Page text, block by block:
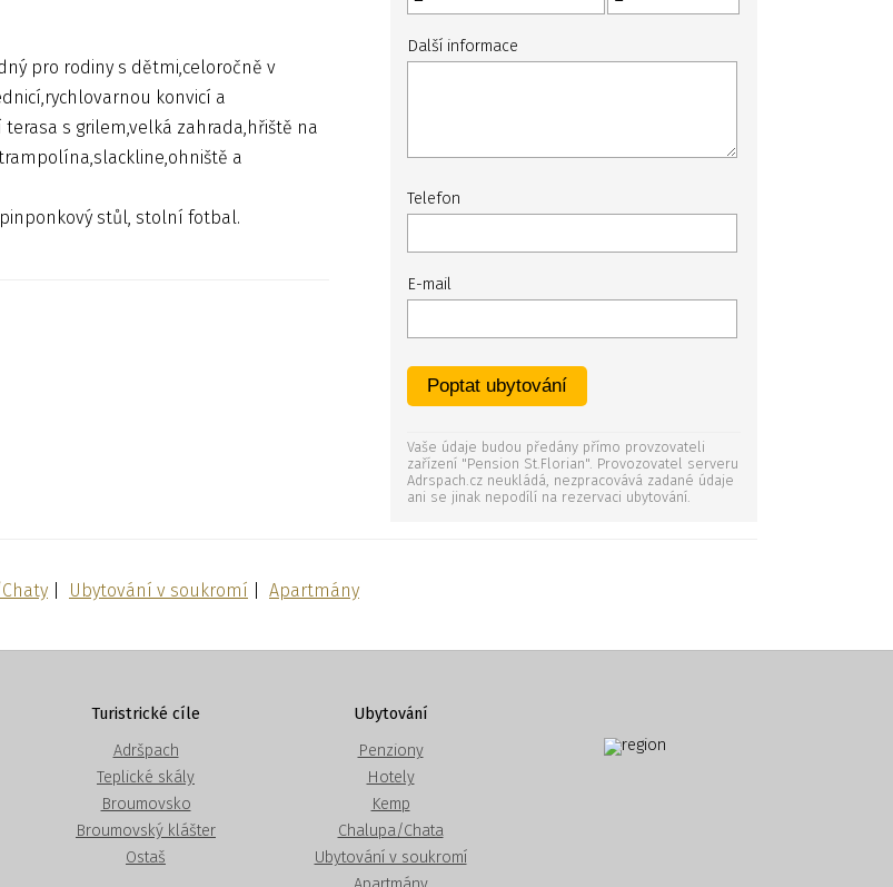
pro rodiny s dětmi,celoročně v
konvicí a
s grilem,velká zahrada,hřiště na
a
stůl, stolní fotbal.
Další informace
Telefon
E-mail
Vaše údaje budou předány přímo provzovateli
zařízení "Pension St.Florian". Provozovatel serveru
Adrspach.cz neukládá, nezpracovává zadané údaje
ani se jinak nepodílí na rezervaci ubytování.
Ubytování v soukromí Apartmány
Turistrické cíle
Adršpach
Teplické skály
Broumovsko
Broumovský klášter
Ostaš
Ubytování
Penziony
Hotely
Kemp
Chalupa/Chata
Ubytování v soukromí